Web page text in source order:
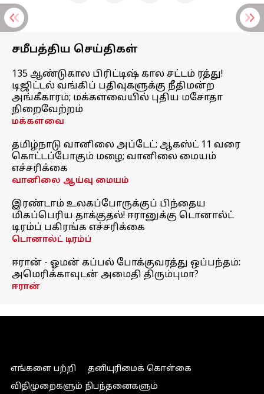
சமீபத்திய செய்திகள்
135 ஆண்டுகால பிரிட்டிஷ் கால சட்டம் ரத்து!
டிஜிட்டல் வங்கிப் பதிவுகளுக்கு நீதிமன்ற
அங்கீகாரம்; மக்களவையில் புதிய மசோதா
நிறைவேற்றம்
மக்களவை
தமிழ்நாடு வானிலை அப்டேட்: ஆகஸ்ட் 11 வரை
கொட்டப்போகும் மழை; வானிலை மையம்
எச்சரிக்கை
வானிலை ஆய்வு மையம்
இரண்டாம் உலகப்போருக்குப் பிந்தைய
மிகப்பெரிய தாக்குதல்! ஈரானுக்கு டொனால்ட்
டிரம்ப் பகிரங்க எச்சரிக்கை
டொனால்ட் டிரம்ப்
ஈரான் - ஓமன் கப்பல் போக்குவரத்து ஒப்பந்தம்:
அமெரிக்காவுடன் அமைதி திரும்புமா?
ஈரான்
எங்களை பற்றி
தனியுரிமைக் கொள்கை
விதிமுறைகளும் நிபந்தனைகளும்